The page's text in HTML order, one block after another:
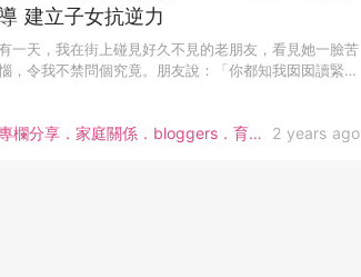
專欄分享．家庭關係．bloggers．育兒專家 2 years ago
建立子女抗逆力
一天，我在街上碰見好久不見的老朋友，看見她一臉苦
，令我不禁問個究竟。朋友說：「你都知我囡囡讀緊